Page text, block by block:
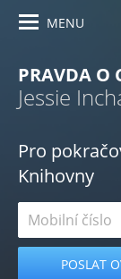
MENU
PRAVDA O
Jessie
Pro
Knihovny